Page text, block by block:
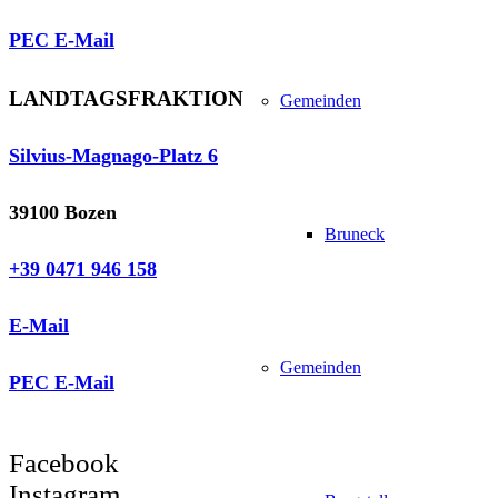
Gemeinden
Bruneck
Gemeinden
PEC E-Mail
LANDTAGSFRAKTION
Silvius-Magnago-Platz 6
39100 Bozen
+39 0471 946 158
E-Mail
PEC E-Mail
Facebook